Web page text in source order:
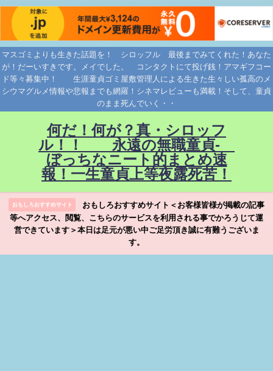
マスゴミよりも生きた話題を！ シロッフル 最後までみてくれた！あなた
が！だーいすきです。メイでした。 コンタクトにて投げ銭！アマギフコー
ド等々募集中！ 生涯童貞ゴミ屋敷管理人による生きた生々しい孤高のメ
シウマグルメ情報や悲報までも網羅！シネマレビューも満載！そして、童貞
のまま死んでいく・・
何だ！何が？真・シロッフ
ル！！ 永遠の無職童貞-
ぼっちなニート的まとめ速
報！一生童貞上等夜露死苦！
おもしろおすすめサイト
おもしろおすすめサイト＜お客様皆様が掲載の記事
等へアクセス、閲覧、こちらのサービスを利用される事でかろうじて運
営できています＞本日は足元が悪い中ご足労頂き誠に有難うございま
す。